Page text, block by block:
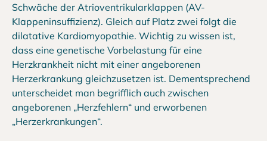
Schwäche der Atrioventrikularklappen (AV-
Klappeninsuffizienz). Gleich auf Platz zwei folgt die
dilatative Kardiomyopathie. Wichtig zu wissen ist,
dass eine genetische Vorbelastung für eine
Herzkrankheit nicht mit einer angeborenen
Herzerkrankung gleichzusetzen ist. Dementsprechend
unterscheidet man begrifflich auch zwischen
angeborenen „Herzfehlern“ und erworbenen
„Herzerkrankungen“.